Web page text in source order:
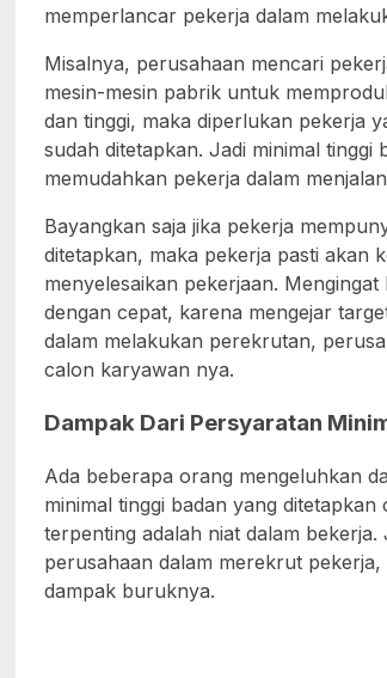
memperlancar pekerja dalam
Misalnya, perusahaan mencari
mesin-mesin pabrik untuk
dan tinggi, maka diperlukan pekerja
sudah ditetapkan. Jadi minimal
memudahkan pekerja dalam
Bayangkan saja jika pekerja
ditetapkan, maka pekerja pasti akan
menyelesaikan pekerjaan.
dengan cepat, karena mengejar
dalam melakukan perekrutan,
calon karyawan nya.
Dampak Dari Persyaratan
Ada beberapa orang mengeluhkan
minimal tinggi badan yang
terpenting adalah niat dalam
perusahaan dalam merekrut
dampak buruknya.